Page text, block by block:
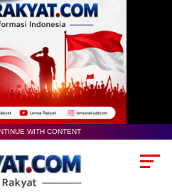
WITH CONTENT